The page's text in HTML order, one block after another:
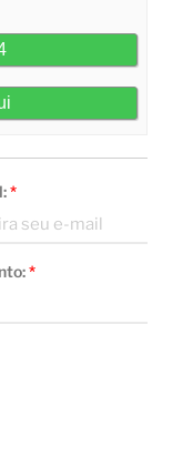
*
*